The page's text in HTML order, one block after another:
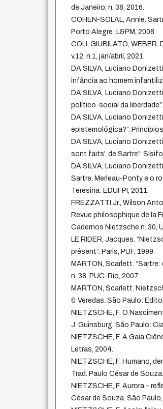
de Janeiro, n. 38, 2016.
COHEN-SOLAL, Annie.
Porto Alegre: L&PM, 2008.
COLI, GIUBILATO,
v.12, n.1, jan/abril, 2021.
DA SILVA, Luciano
infância ao homem
DA SILVA, Luciano
político-social da
DA SILVA, Luciano
epistemológica?”.
DA SILVA, Luciano
sont faits', de Sartre”. Sísifo,
DA SILVA, Luciano
Sartre, Merleau-Ponty e o
Teresina: EDUFPI, 2011.
FREZZATTI Jr., Wilson
Revue philosophique de la
Cadernos Nietzsche n. 30,
LE RIDER, Jacques.
présent”. Paris, PUF, 1999.
MARTON, Scarlett.
n. 38, PUC-Rio, 2007.
MARTON, Scarlett.
& Veredas. São Paulo:
NIETZSCHE, F. O
J. Guinsburg. São Paulo:
NIETZSCHE, F. A Gaia
Letras, 2004.
NIETZSCHE, F. Humano,
Trad. Paulo César de
NIETZSCHE, F. Aurora –
César de Souza. São